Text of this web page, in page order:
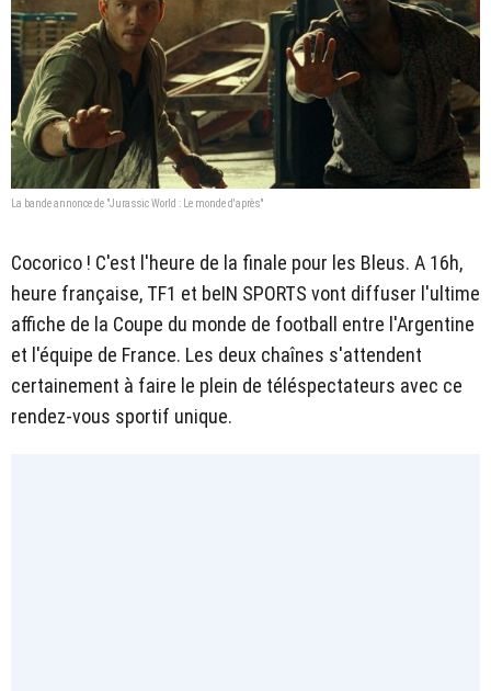
La bande annonce de "Jurassic World : Le monde d'après"
Cocorico ! C'est l'heure de la finale pour les Bleus. A 16h,
heure française, TF1 et beIN SPORTS vont diffuser l'ultime
affiche de la Coupe du monde de football entre l'Argentine
et l'équipe de France. Les deux chaînes s'attendent
certainement à faire le plein de téléspectateurs avec ce
rendez-vous sportif unique.